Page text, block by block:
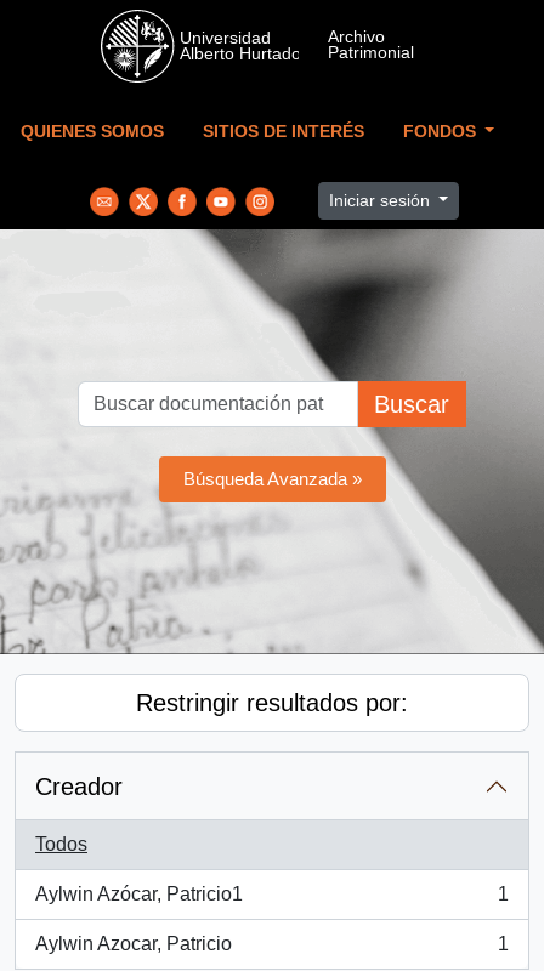
Skip to main content
QUIENES SOMOS SITIOS DE INTERÉS FONDOS
Iniciar sesión
Buscar
Búsqueda Avanzada »
Restringir resultados por:
Creador
Todos
Aylwin Azócar, Patricio1
, 1 resultados
1
Aylwin Azocar, Patricio
, 1 resultados
1